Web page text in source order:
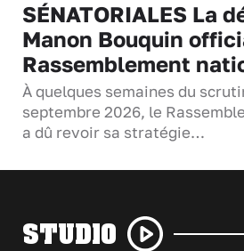
SÉNATORIALES La
Manon Bouquin
Rassemblement
À quelques semaines du
septembre 2026, le
a dû revoir sa stratégie…
STUDIO